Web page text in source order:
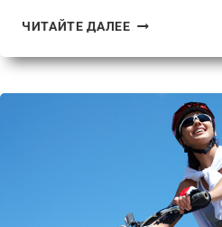
ЧИТАЙТЕ ДАЛЕЕЗАБОЛЕВАНИЯ